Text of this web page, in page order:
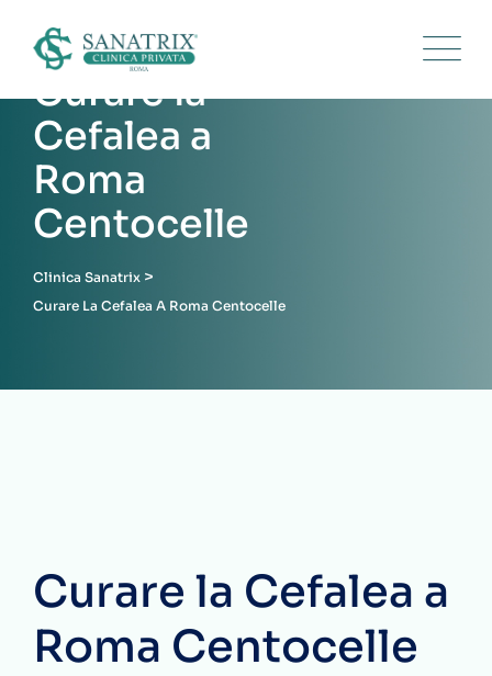
content
Curare la
Cefalea a
Roma
Centocelle
Clinica Sanatrix >
Curare La Cefalea A Roma Centocelle
Curare la Cefalea a
Roma Centocelle